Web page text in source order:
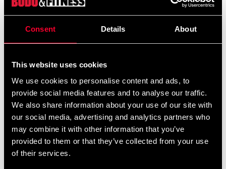
Consent Details About
This website uses cookies
We use cookies to personalise content and ads, to
provide social media features and to analyse our traffic.
We also share information about your use of our site with
our social media, advertising and analytics partners who
may combine it with other information that you’ve
provided to them or that they’ve collected from your use
of their services.
en sok Sidder godt og giver god beskyttelse ved let
kontakt. Beskyttelse af skum med høj densitet i et
stærkt og elastisk stof. Kan maskinvaskes ved maks.
40 grader.", ADITES02-000"
Detaljerede oplysninger